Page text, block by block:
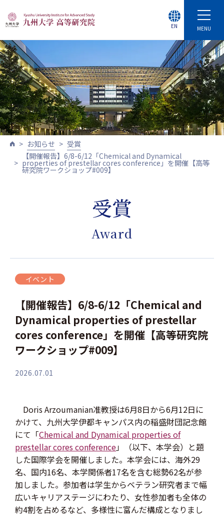
MENU
EN
お知らせ
受賞
【開催報告】6/8-6/12「Chemical and Dynamical
properties of prestellar cores conference」を開催【高等
研究院ワークショップ#009】
受賞
Award
イベント
【開催報告】6/8-6/12「Chemical and
Dynamical properties of prestellar
cores conference」を開催【高等研究院
ワークショップ#009】
2026.07.01
Doris Arzoumanian准教授は6月8日から6月12日に
かけて、九州大学伊都キャンパス内の稲盛財団記念館
にて「Chemical and Dynamical properties of
prestellar cores conference」（以下、本学会）と題
した国際学会を開催しました。本学会には、海外29
名、国内16名、本学関係者17名を含む総勢62名が参
加しました。参加者は学生からベテラン研究者まで幅
広いキャリアステージにわたり、女性参加者も全体の
約4割を占めるなど、多様性に富んだ構成となりまし